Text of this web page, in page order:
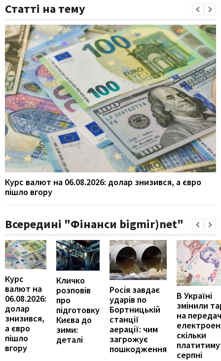
Статті на тему
Курс валют на 06.08.2026: долар знизився, а євро
пішло вгору
Всередині "Фінанси bigmir)net"
Курс
валют на
06.08.2026:
долар
знизився,
а євро
пішло
вгору
Кличко
розповів
про
підготовку
Києва до
зими:
деталі
Росія завдає
ударів по
Бортницькій
станції
аерації: чим
загрожує
пошкодження
В Україні
змінили
на
скільки
серпні